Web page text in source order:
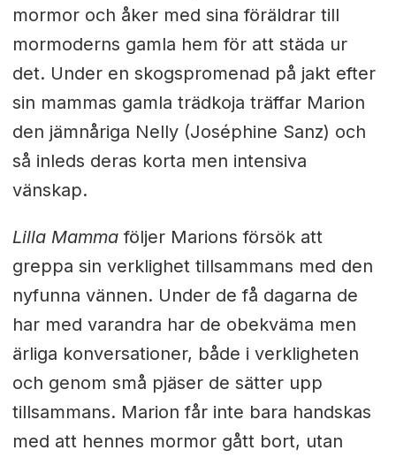
mormor och åker med sina föräldrar till
mormoderns gamla hem för att städa ur
det. Under en skogspromenad på jakt efter
sin mammas gamla trädkoja träffar Marion
den jämnåriga Nelly (Joséphine Sanz) och
så inleds deras korta men intensiva
vänskap.
Lilla Mammaföljer Marions försök att
greppa sin verklighet tillsammans med den
nyfunna vännen. Under de få dagarna de
har med varandra har de obekväma men
ärliga konversationer, både i verkligheten
och genom små pjäser de sätter upp
tillsammans. Marion får inte bara handskas
med att hennes mormor gått bort, utan